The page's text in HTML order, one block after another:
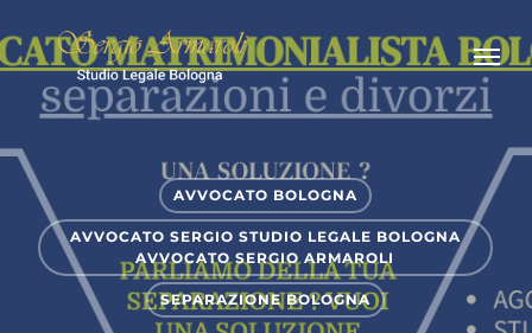
to
main
Menu
AVVOCATO BOLOGNA
AVVOCATO SERGIO STUDIO LEGALE BOLOGNA
AVVOCATO SERGIO ARMAROLI
SEPARAZIONE BOLOGNA